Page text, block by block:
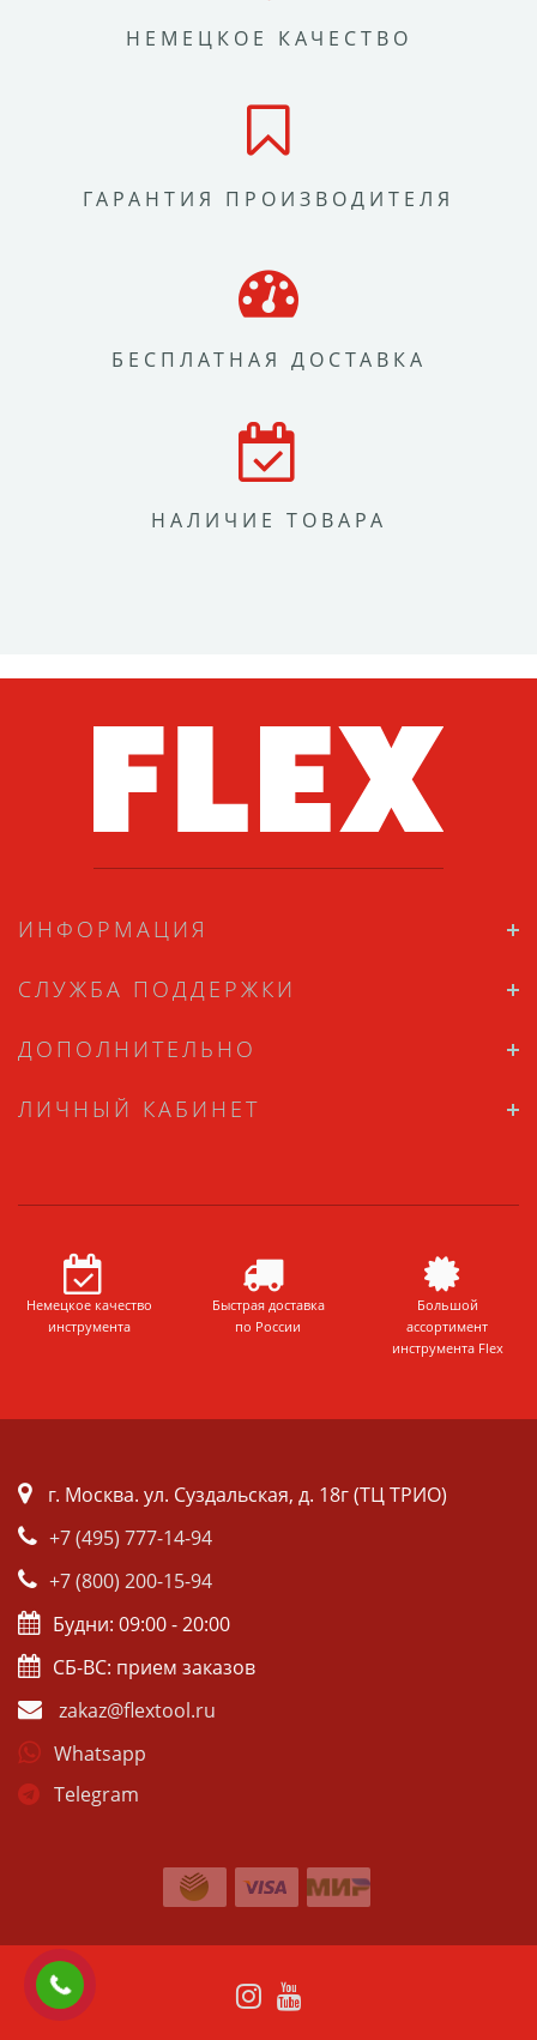
НЕМЕЦКОЕ КАЧЕСТВО
ГАРАНТИЯ ПРОИЗВОДИТЕЛЯ
БЕСПЛАТНАЯ ДОСТАВКА
НАЛИЧИЕ ТОВАРА
ИНФОРМАЦИЯ
СЛУЖБА ПОДДЕРЖКИ
ДОПОЛНИТЕЛЬНО
ЛИЧНЫЙ КАБИНЕТ
Немецкое качество
инструмента
Быстрая доставка
по России
Большой
ассортимент
инструмента Flex
г. Москва. ул. Суздальская, д. 18г (ТЦ ТРИО)
+7 (495) 777-14-94
+7 (800) 200-15-94
Будни: 09:00 - 20:00
СБ-ВС: прием заказов
zakaz@flextool.ru
Whatsapp
Telegram